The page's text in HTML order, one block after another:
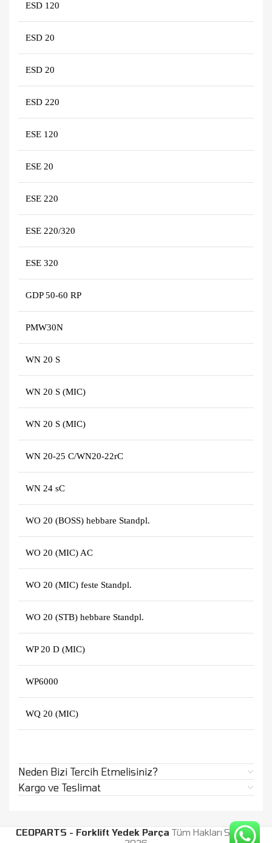
ESD 120
ESD 20
ESD 20
ESD 220
ESE 120
ESE 20
ESE 220
ESE 220/320
ESE 320
GDP 50-60 RP
PMW30N
WN 20 S
WN 20 S (MIC)
WN 20 S (MIC)
WN 20-25 C/WN20-22rC
WN 24 sC
WO 20 (BOSS) hebbare Standpl.
WO 20 (MIC) AC
WO 20 (MIC) feste Standpl.
WO 20 (STB) hebbare Standpl.
WP 20 D (MIC)
WP6000
WQ 20 (MIC)
Neden Bizi Tercih Etmelisiniz?
Kargo ve Teslimat
CEOPARTS - Forklift Yedek Parça Tüm Hakları Saklıdır.